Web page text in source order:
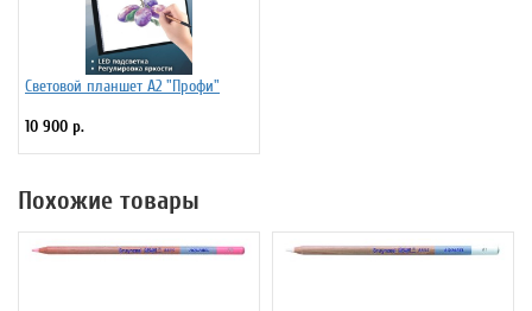
Световой планшет А2 "Профи"
10 900 р.
Похожие товары